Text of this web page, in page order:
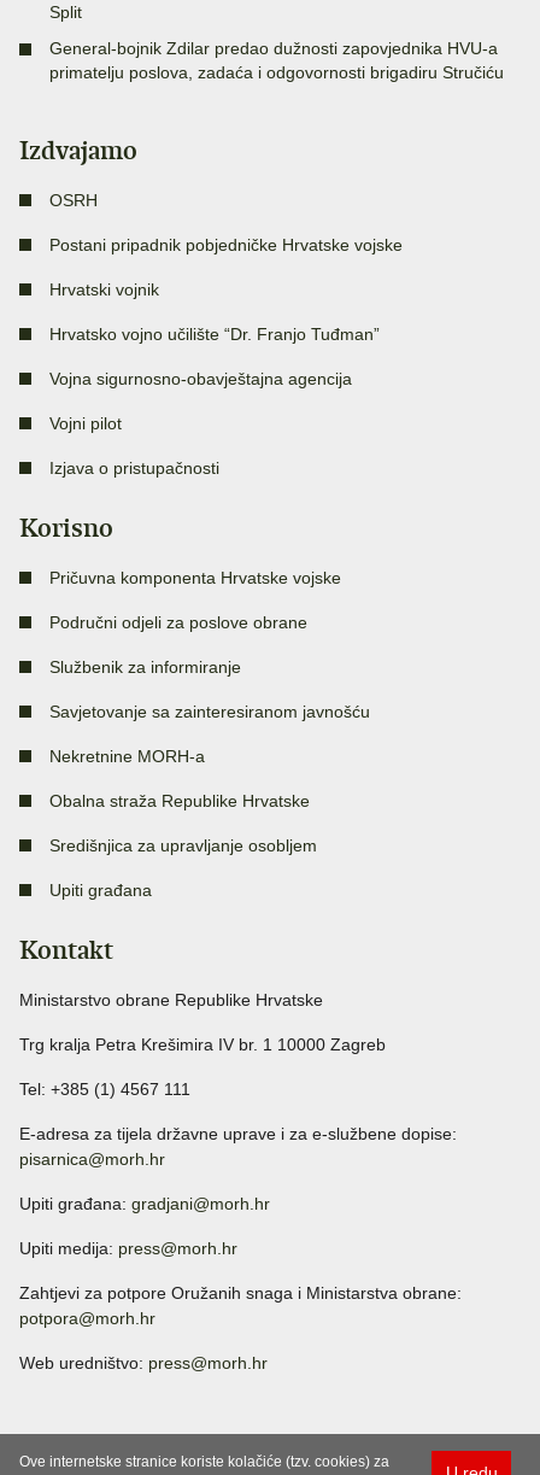
Split
General-bojnik Zdilar predao dužnosti zapovjednika HVU-a
primatelju poslova, zadaća i odgovornosti brigadiru Stručiću
Izdvajamo
OSRH
Postani pripadnik pobjedničke Hrvatske vojske
Hrvatski vojnik
Hrvatsko vojno učilište “Dr. Franjo Tuđman”
Vojna sigurnosno-obavještajna agencija
Vojni pilot
Izjava o pristupačnosti
Korisno
Pričuvna komponenta Hrvatske vojske
Područni odjeli za poslove obrane
Službenik za informiranje
Savjetovanje sa zainteresiranom javnošću
Nekretnine MORH-a
Obalna straža Republike Hrvatske
Središnjica za upravljanje osobljem
Upiti građana
Kontakt
Ministarstvo obrane Republike Hrvatske
Trg kralja Petra Krešimira IV br. 1 10000 Zagreb
Tel: +385 (1) 4567 111
E-adresa za tijela državne uprave i za e-službene dopise:
pisarnica@morh.hr
Upiti građana: gradjani@morh.hr
Upiti medija: press@morh.hr
Zahtjevi za potpore Oružanih snaga i Ministarstva obrane:
potpora@morh.hr
Web uredništvo: press@morh.hr
Ove internetske stranice koriste kolačiće (tzv. cookies) za